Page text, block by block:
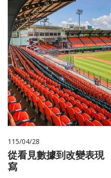
115/04/28
從看見數據到改變表
寫